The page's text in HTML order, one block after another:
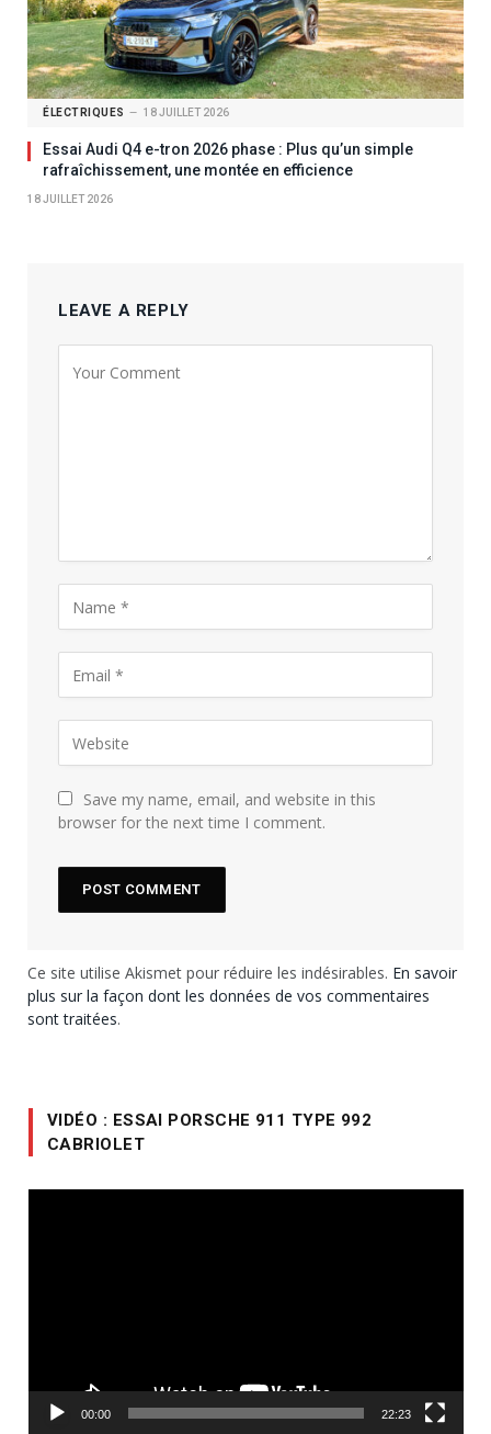
ÉLECTRIQUES 18 JUILLET 2026
Essai Audi Q4 e-tron 2026 phase : Plus qu’un simple
rafraîchissement, une montée en efficience
18 JUILLET 2026
LEAVE A REPLY
Save my name, email, and website in this
browser for the next time I comment.
Ce site utilise Akismet pour réduire les indésirables. En savoir
plus sur la façon dont les données de vos commentaires
sont traitées.
VIDÉO : ESSAI PORSCHE 911 TYPE 992
CABRIOLET
00:00 22:23